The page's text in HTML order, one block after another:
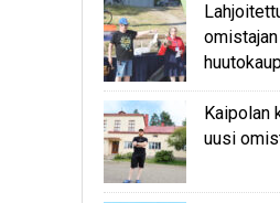
Kaipolan
uusi